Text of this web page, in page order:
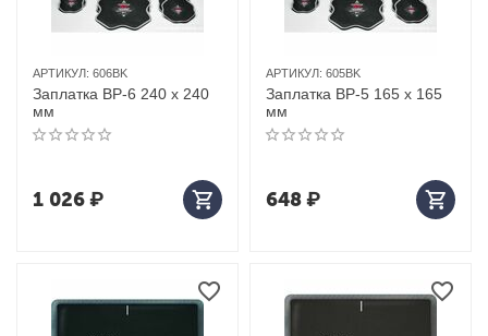
АРТИКУЛ: 606BK
Заплатка BP-6 240 х 240
мм
1 026₽
АРТИКУЛ: 605BK
Заплатка BP-5 165 х 165
мм
648₽